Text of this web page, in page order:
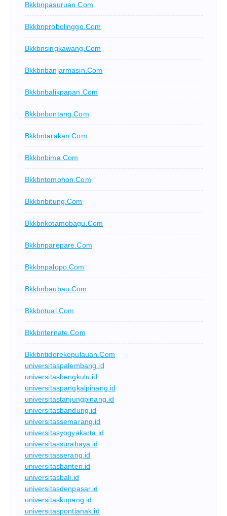
Bkkbnpasuruan.com
Bkkbnprobolinggo.com
Bkkbnsingkawang.com
Bkkbnbanjarmasin.com
Bkkbnbalikpapan.com
Bkkbnbontang.com
Bkkbntarakan.com
Bkkbnbima.com
Bkkbntomohon.com
Bkkbnbitung.com
Bkkbnkotamobagu.com
Bkkbnparepare.com
Bkkbnpalopo.com
Bkkbnbaubau.com
Bkkbntual.com
Bkkbnternate.com
Bkkbntidorekepulauan.com
universitaspalembang.id
universitasbengkulu.id
universitaspangkalpinang.id
universitastanjungpinang.id
universitasbandung.id
universitassemarang.id
universitasyogyakarta.id
universitassurabaya.id
universitasserang.id
universitasbanten.id
universitasbali.id
universitasdenpasar.id
universitaskupang.id
universitaspontianak.id